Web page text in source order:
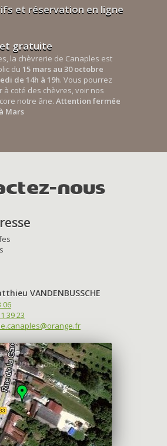
et réservation en ligne
gratuite
la chèvrerie de Canaples est
du 15 mars au 30 octobre
de 14h à 19h. Vous pourrez
à coté des chèvres, voir nos
notre âne. Attention fermée
Mars
nous
VANDENBUSSCHE
06
39 23